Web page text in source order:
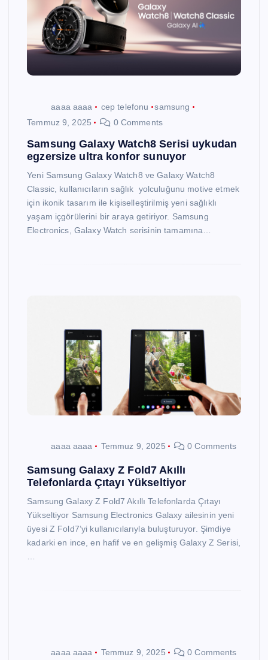
aaaa aaaa cep telefonu
samsung
Temmuz 9, 2025
0 Comments
Samsung Galaxy Watch8 Serisi uykudan
egzersize ultra konfor sunuyor
Yeni Samsung Galaxy Watch8 ve Galaxy Watch8
Classic, kullanıcıların sağlık yolculuğunu motive etmek
için ikonik tasarım ile kişiselleştirilmiş yeni sağlıklı
yaşam içgörülerini bir araya getiriyor. Samsung
Electronics, Galaxy Watch serisinin tamamına…
aaaa aaaa Temmuz 9, 2025 0 Comments
Samsung Galaxy Z Fold7 Akıllı
Telefonlarda Çıtayı Yükseltiyor
Samsung Galaxy Z Fold7 Akıllı Telefonlarda Çıtayı
Yükseltiyor Samsung Electronics Galaxy ailesinin yeni
üyesi Z Fold7’yi kullanıcılarıyla buluşturuyor. Şimdiye
kadarki en ince, en hafif ve en gelişmiş Galaxy Z Serisi,
aaaa aaaa Temmuz 9, 2025 0 Comments